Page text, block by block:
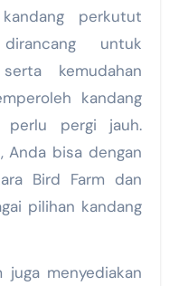
perkutut
untuk
kemudahan
kandang
pergi jauh.
Anda bisa dengan
Bird Farm dan
pilihan kandang
juga menyediakan